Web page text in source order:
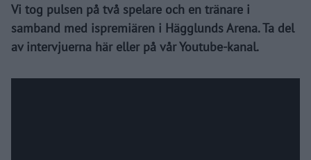
Vi tog pulsen på två spelare och en tränare i
samband med ispremiären i Hägglunds Arena. Ta del
av intervjuerna här eller på vår Youtube-kanal.